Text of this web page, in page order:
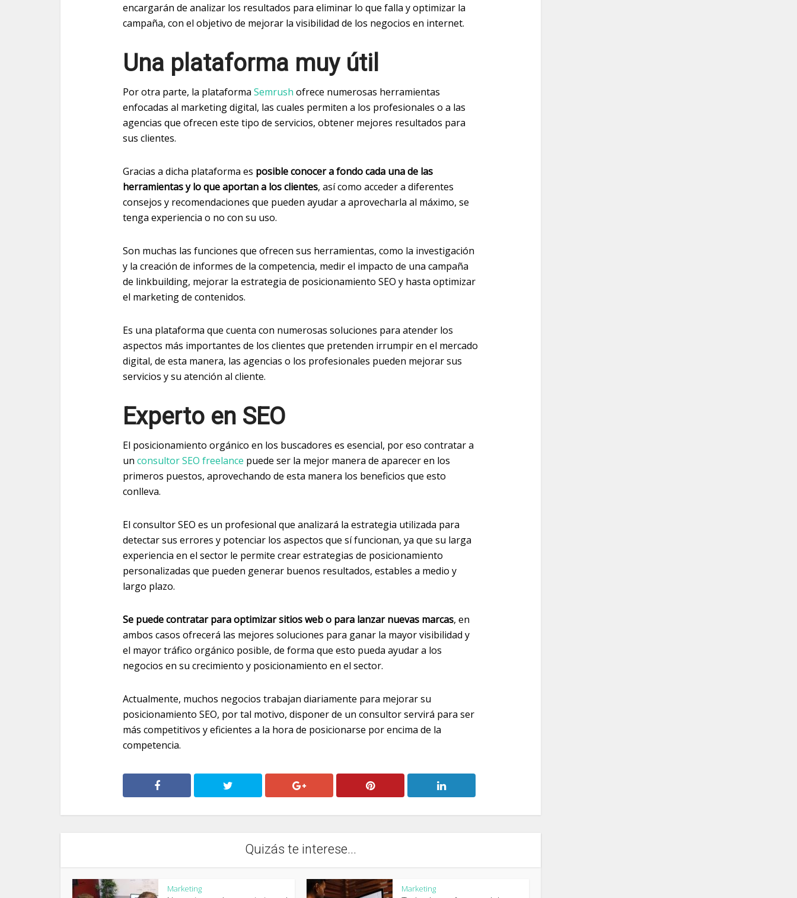
encargarán de analizar los resultados para eliminar lo que falla y optimizar la
campaña, con el objetivo de mejorar la visibilidad de los negocios en internet.
Una plataforma muy útil
Por otra parte, la plataforma Semrush ofrece numerosas herramientas
enfocadas al marketing digital, las cuales permiten a los profesionales o a las
agencias que ofrecen este tipo de servicios, obtener mejores resultados para
sus clientes.
Gracias a dicha plataforma es posible conocer a fondo cada una de las
herramientas y lo que aportan a los clientes, así como acceder a diferentes
consejos y recomendaciones que pueden ayudar a aprovecharla al máximo, se
tenga experiencia o no con su uso.
Son muchas las funciones que ofrecen sus herramientas, como la investigación
y la creación de informes de la competencia, medir el impacto de una campaña
de linkbuilding, mejorar la estrategia de posicionamiento SEO y hasta optimizar
el marketing de contenidos.
Es una plataforma que cuenta con numerosas soluciones para atender los
aspectos más importantes de los clientes que pretenden irrumpir en el mercado
digital, de esta manera, las agencias o los profesionales pueden mejorar sus
servicios y su atención al cliente.
Experto en SEO
El posicionamiento orgánico en los buscadores es esencial, por eso contratar a
un consultor SEO freelance puede ser la mejor manera de aparecer en los
primeros puestos, aprovechando de esta manera los beneficios que esto
conlleva.
El consultor SEO es un profesional que analizará la estrategia utilizada para
detectar sus errores y potenciar los aspectos que sí funcionan, ya que su larga
experiencia en el sector le permite crear estrategias de posicionamiento
personalizadas que pueden generar buenos resultados, estables a medio y
largo plazo.
Se puede contratar para optimizar sitios web o para lanzar nuevas marcas, en
ambos casos ofrecerá las mejores soluciones para ganar la mayor visibilidad y
el mayor tráfico orgánico posible, de forma que esto pueda ayudar a los
negocios en su crecimiento y posicionamiento en el sector.
Actualmente, muchos negocios trabajan diariamente para mejorar su
posicionamiento SEO, por tal motivo, disponer de un consultor servirá para ser
más competitivos y eficientes a la hora de posicionarse por encima de la
competencia.
Quizás te interese...
Marketing
Marketing